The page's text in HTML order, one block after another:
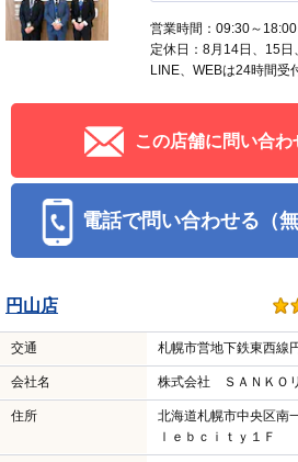
営業時間：09:30～
定休日：8月14日、15日
LINE、WEBは24時間受
この店舗に問い合わ
電話で問い合わせる（無
円山店
交通 札幌市営地下鉄東西
会社名 株式会社 ＳＡＮＫＯ
住所
北海道札幌市中央区南
ｌｅｂｃｉｔｙ１Ｆ